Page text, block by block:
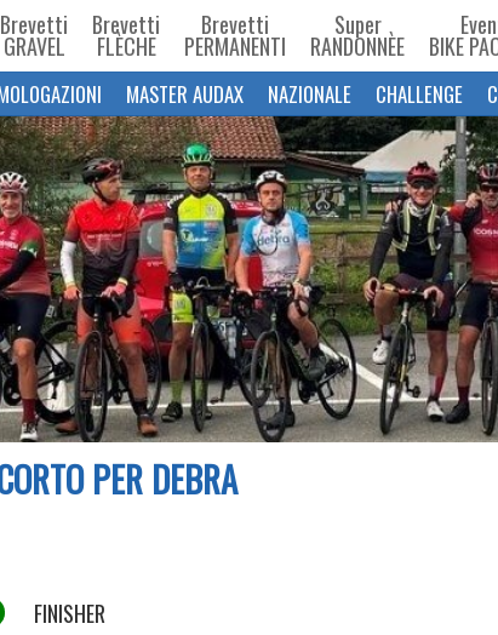
Brevetti
GRAVEL
Brevetti
FLÈCHE
Brevetti
PERMANENTI
Super
RANDONNÈE BIKE
MASTER AUDAX NAZIONALE CHALLENGE
PER DEBRA
FINISHER